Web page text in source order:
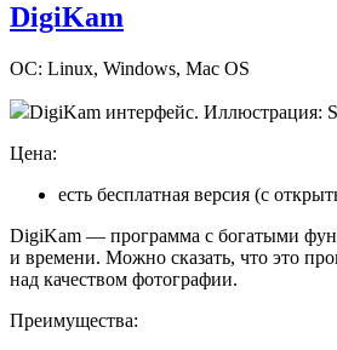
DigiKam
ОС: Linux, Windows, Mac OS
DigiKam интерфейс. Иллюстрация:
Цена:
есть бесплатная версия (с
DigiKam — программа с богатыми
и времени. Можно сказать, что это
над качеством фотографии.
Преимущества: